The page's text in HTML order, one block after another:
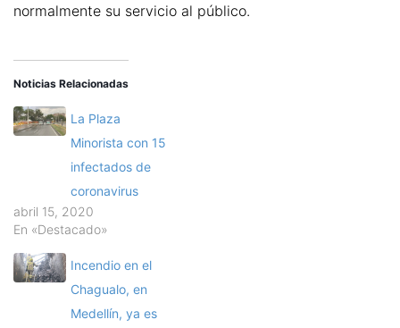
normalmente su servicio al público.
Noticias Relacionadas
La Plaza
Minorista con 15
infectados de
coronavirus
abril 15, 2020
En «Destacado»
Incendio en el
Chagualo, en
Medellín, ya es